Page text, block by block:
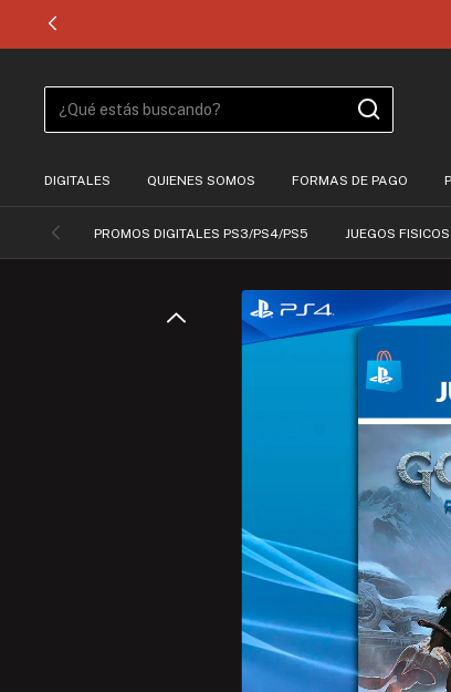
DIGITALES QUIENES SOMOS FORMAS DE PAGO
PROMOS DIGITALES PS3/PS4/PS5 JUEGOS FISICOS